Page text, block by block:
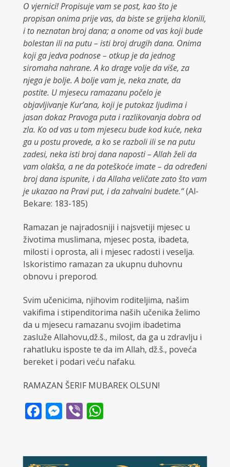
O vjernici! Propisuje vam se post, kao što je
propisan onima prije vas, da biste se grijeha klonili,
i to neznatan broj dana; a onome od vas koji bude
bolestan ili na putu – isti broj drugih dana. Onima
koji ga jedva podnose – otkup je da jednog
siromaha nahrane. A ko drage volje da više, za
njega je bolje. A bolje vam je, neka znate, da
postite. U mjesecu ramazanu počelo je
objavljivanje Kur’ana, koji je putokaz ljudima i
jasan dokaz Pravoga puta i razlikovanja dobra od
zla. Ko od vas u tom mjesecu bude kod kuće, neka
ga u postu provede, a ko se razboli ili se na putu
zadesi, neka isti broj dana naposti – Allah želi da
vam olakša, a ne da poteškoće imate – da određeni
broj dana ispunite, i da Allaha veličate zato što vam
je ukazao na Pravi put, i da zahvalni budete.“(Al-
Bekare: 183-185)
Ramazan je najradosniji i najsvetiji mjesec u
životima muslimana, mjesec posta, ibadeta,
milosti i oprosta, ali i mjesec radosti i veselja.
Iskoristimo ramazan za ukupnu duhovnu
obnovu i preporod.
Svim učenicima, njihovim roditeljima, našim
vakifima i stipenditorima naših učenika želimo
da u mjesecu ramazanu svojim ibadetima
zasluže Allahovu,dž.š., milost, da ga u zdravlju i
rahatluku isposte te da im Allah, dž.š., poveća
bereket i podari veću nafaku.
RAMAZAN ŠERIF MUBAREK OLSUN!
Facebook
Messenger
ViberWhatsApp